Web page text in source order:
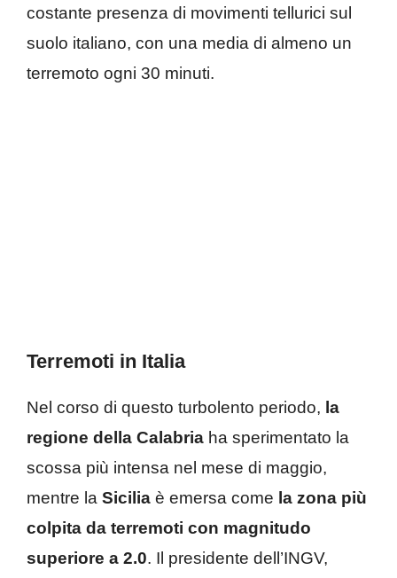
costante presenza di movimenti tellurici sul
suolo italiano, con una media di almeno un
terremoto ogni 30 minuti.
Terremoti in Italia
Nel corso di questo turbolento periodo, la
regione della Calabria ha sperimentato la
scossa più intensa nel mese di maggio,
mentre la Sicilia è emersa come la zona più
colpita da terremoti con magnitudo
superiore a 2.0. Il presidente dell’INGV,